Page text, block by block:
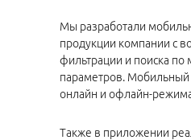
Мы разработали
продукции компании с
фильтрации и поиска по
параметров. Мобильный
онлайн и офлайн-
Также в приложении